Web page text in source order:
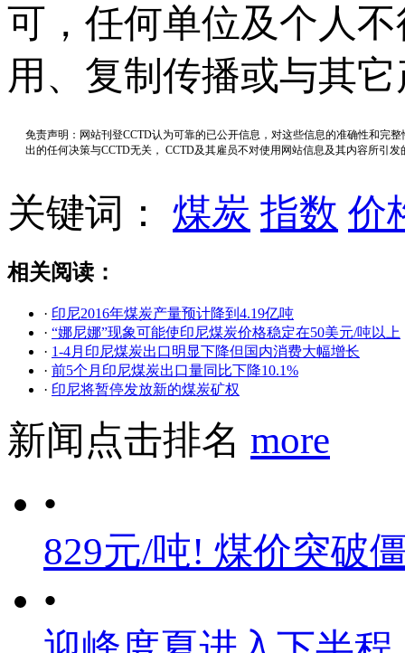
可，任何单位及个人
用、复制传播或与其
免责声明：网站刊登CCTD认为可靠的已公开信息，对这些信息的准确性和完
出的任何决策与CCTD无关， CCTD及其雇员不对使用网站信息及其内容所引
关键词： 煤炭 指数 价
相关阅读：
· 印尼2016年煤炭产量预计降到4.19亿吨
· “娜尼娜”现象可能使印尼煤炭价格稳定在50美元/吨以上
· 1-4月印尼煤炭出口明显下降但国内消费大幅增长
· 前5个月印尼煤炭出口量同比下降10.1%
· 印尼将暂停发放新的煤炭矿权
新闻点击排名 more
•
829元/吨! 煤价突破
•